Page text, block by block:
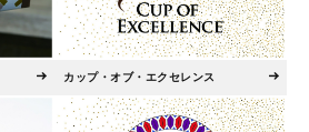
カップ・オブ・エクセレンス